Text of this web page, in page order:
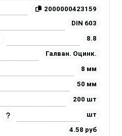
2000000423159
DIN 603
8.8
Галван. Оцинк.
8 мм
50 мм
200 шт
шт
4.58 руб